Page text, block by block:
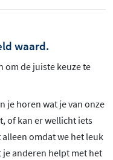
waard.
om de juiste keuze te
je horen wat je van onze
of kan er wellicht iets
omdat we het leuk
anderen helpt met het